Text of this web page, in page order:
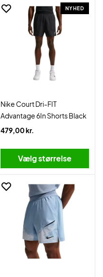
NYHED
Nike Court Dri-FIT
Advantage 6In Shorts Black
479,00 kr.
Vælg størrelse